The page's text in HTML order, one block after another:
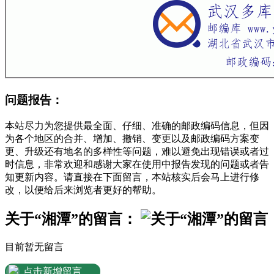
问题报告：
本站尽力为您提供最全面、仔细、准确的邮政编码信息，但因
为各个地区的合并、增加、撤销、变更以及邮政编码方案变
更、升级还有地名的多样性等问题，难以避免出现错误或者过
时信息，非常欢迎和感谢大家在使用中报告发现的问题或者告
知更新内容。请直接在下面留言，本站核实后会马上进行修
改，以便给后来浏览者更好的帮助。
关于“湘潭”的留言：
目前暂无留言
点击新增留言